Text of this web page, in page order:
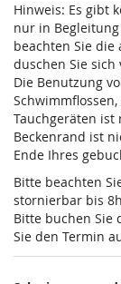
Hinweis: Es gibt
nur in
beachten Sie
duschen Sie sich
Die Benutzung
Tauchgeräten ist
Beckenrand ist
Ende Ihres
Bitte beachten
stornierbar bis
Bitte buchen Sie
Sie den Termin